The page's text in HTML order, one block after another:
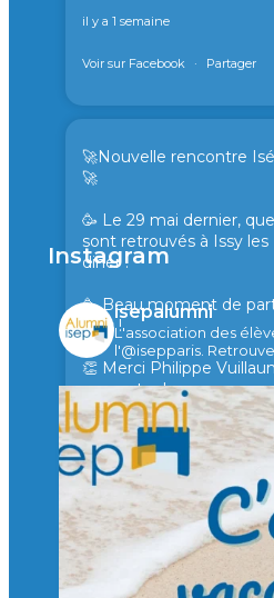
il y a 1 semaine
Voir sur Facebook · Partager
🚀Nouvelle rencontre
🚀
🥳 Le 29 mai dernier,
sont retrouvés à Issy
diner !
🥳 Beau moment de
rires !
👏 Merci Philippe
rencontre !
il y a 2 mois
Voir sur Facebook · Partager
🙏 Soutenez l’Isep via la
et contribuons
d’ingénieurs de demain.
Instagram
isepalumni
L'association des
l'@isepparis.